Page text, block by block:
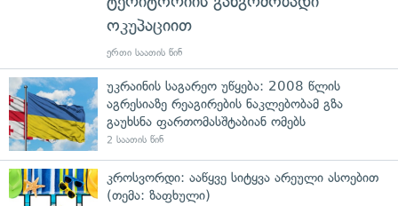
ოკუპაციით
ერთი საათის წინ
უკრაინის საგარეო უწყება: 2008 წლის
აგრესიაზე რეაგირების ნაკლებობამ გზა
გაუხსნა ფართომასშტაბიან ომებს
2 საათის წინ
კროსვორდი: ააწყვე სიტყვა არეული ასოებით
(თემა: ზაფხული)